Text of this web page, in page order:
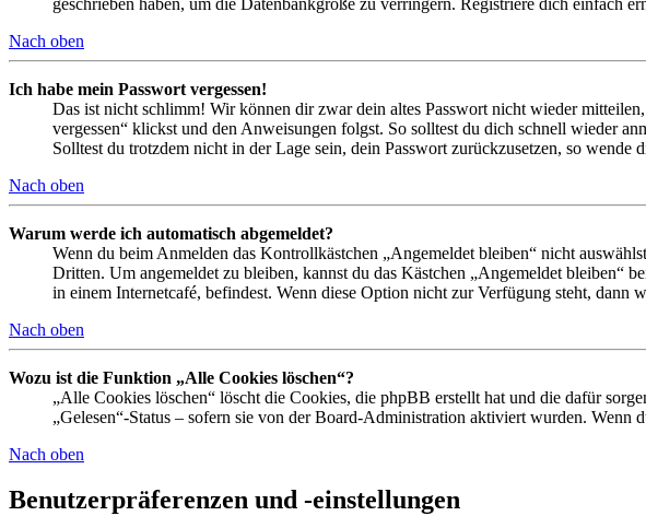
Nach oben
Ich habe mein Passwort vergessen!
Das ist nicht schlimm! Wir können dir zwar dein altes Passwort nicht wieder
vergessen“ klickst und den Anweisungen folgst. So solltest du dich schnell wieder
Solltest du trotzdem nicht in der Lage sein, dein Passwort zurückzusetzen, so wende
Nach oben
Warum werde ich automatisch abgemeldet?
Wenn du beim Anmelden das Kontrollkästchen „Angemeldet bleiben“ nicht
Dritten. Um angemeldet zu bleiben, kannst du das Kästchen „Angemeldet bleiben“
in einem Internetcafé, befindest. Wenn diese Option nicht zur Verfügung steht, dann
Nach oben
Wozu ist die Funktion „Alle Cookies löschen“?
„Alle Cookies löschen“ löscht die Cookies, die phpBB erstellt hat und die dafür
„Gelesen“-Status – sofern sie von der Board-Administration aktiviert wurden.
Nach oben
Benutzerpräferenzen und -einstellungen